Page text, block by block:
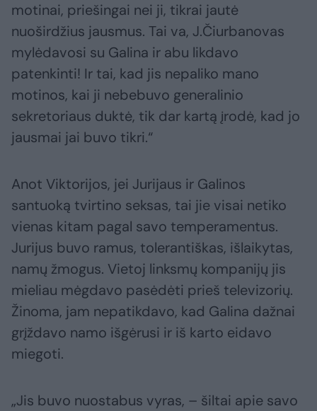
motinai, priešingai nei ji, tikrai jautė
nuoširdžius jausmus. Tai va, J.Čiurbanovas
mylėdavosi su Galina ir abu likdavo
patenkinti! Ir tai, kad jis nepaliko mano
motinos, kai ji nebebuvo generalinio
sekretoriaus duktė, tik dar kartą įrodė, kad jo
jausmai jai buvo tikri.“
Anot Viktorijos, jei Jurijaus ir Galinos
santuoką tvirtino seksas, tai jie visai netiko
vienas kitam pagal savo temperamentus.
Jurijus buvo ramus, tolerantiškas, išlaikytas,
namų žmogus. Vietoj linksmų kompanijų jis
mieliau mėgdavo pasėdėti prieš televizorių.
Žinoma, jam nepatikdavo, kad Galina dažnai
grįždavo namo išgėrusi ir iš karto eidavo
miegoti.
„Jis buvo nuostabus vyras, – šiltai apie savo